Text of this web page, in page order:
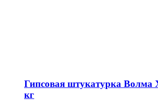
Гипсовая штукатурка Волма
кг